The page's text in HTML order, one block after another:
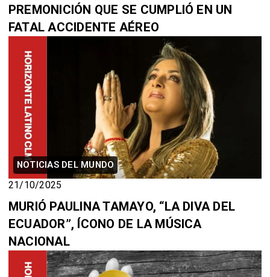
PREMONICIÓN QUE SE CUMPLIÓ EN UN
FATAL ACCIDENTE AÉREO
NOTICIAS DEL MUNDO
21/10/2025
MURIÓ PAULINA TAMAYO, “LA DIVA DEL
ECUADOR”, ÍCONO DE LA MÚSICA
NACIONAL